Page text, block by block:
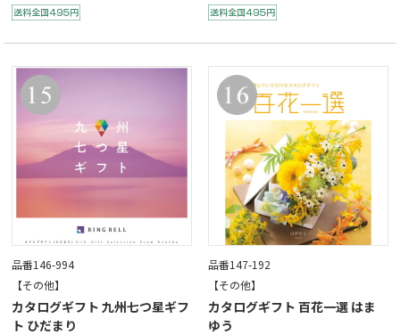
品番146-994
【その他】
カタログギフト 九州七つ星ギフ
ト ひだまり
品番147-192
【その他】
カタログギフト 百花一選 はま
ゆう